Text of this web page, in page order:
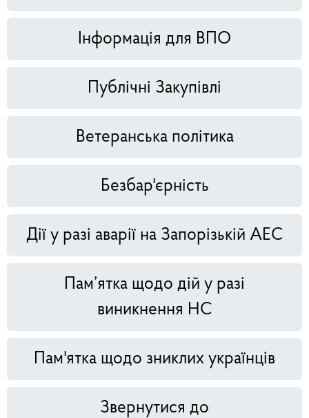
Інформація для ВПО
Публічні Закупівлі
Ветеранська політика
Безбар'єрність
Дії у разі аварії на Запорізькій АЕС
Пам’ятка щодо дій у разі
виникнення НС
Пам'ятка щодо зниклих українців
Звернутися до